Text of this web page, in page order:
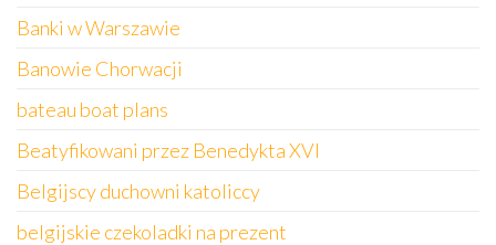
Banki w Warszawie
Banowie Chorwacji
bateau boat plans
Beatyfikowani przez Benedykta XVI
Belgijscy duchowni katoliccy
belgijskie czekoladki na prezent